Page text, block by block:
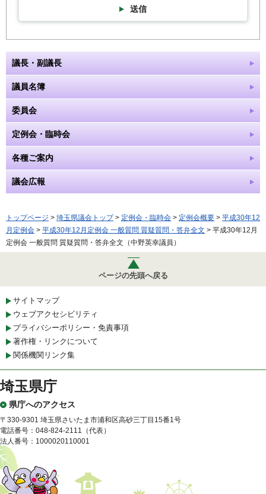
送信
議長・副議長
議員名簿
委員会
定例会・臨時会
各種ご案内
議会広報
トップページ > 埼玉県議会トップ> 定例会・臨時会 > 定例会概要 > 平成30年12
月定例会 > 平成30年12月定例会 一般質問 質疑質問・答弁全文 > 平成30年12月
定例会 一般質問 質疑質問・答弁全文（中野英幸議員）
ページの先頭へ戻る
サイトマップ
ウェブアクセシビリティ
プライバシーポリシー・免責事項
著作権・リンクについて
関係機関リンク集
埼玉県庁
県庁へのアクセス
〒330-9301 埼玉県さいたま市浦和区高砂三丁目15番1号
電話番号：048-824-2111（代表）
法人番号：1000020110001